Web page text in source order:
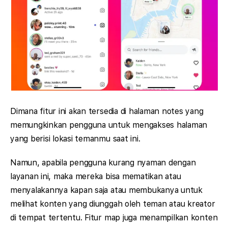
Dimana fitur ini akan tersedia di halaman notes yang
memungkinkan pengguna untuk mengakses halaman
yang berisi lokasi temanmu saat ini.
Namun, apabila pengguna kurang nyaman dengan
layanan ini, maka mereka bisa mematikan atau
menyalakannya kapan saja atau membukanya untuk
melihat konten yang diunggah oleh teman atau kreator
di tempat tertentu. Fitur map juga menampilkan konten